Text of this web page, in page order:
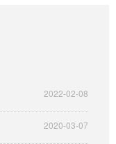
2022-02-08
2020-03-07